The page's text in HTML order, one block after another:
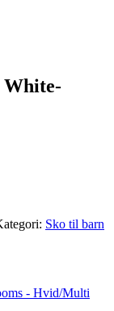
White-
Sko til barn